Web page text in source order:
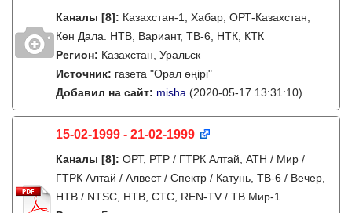
Каналы [8]: Казахстан-1, Хабар, ОРТ-Казахстан,
Кен Дала. НТВ, Вариант, ТВ-6, НТК, КТК
Регион: Казахстан, Уральск
Источник: газета "Орал өңірі"
Добавил на сайт: misha (2020-05-17 13:31:10)
15-02-1999 - 21-02-1999
Каналы [8]: ОРТ, РТР / ГТРК Алтай, АТН / Мир /
ГТРК Алтай / Алвест / Спектр / Катунь, ТВ-6 / Вечер,
НТВ / NTSC, НТВ, СТС, REN-TV / ТВ Мир-1